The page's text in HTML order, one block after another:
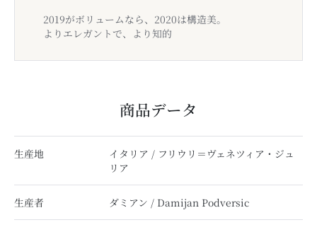
2019がボリュームなら、2020は構造美。
よりエレガントで、より知的
商品データ
生産地
イタリア / フリウリ＝ヴェネツィア・ジュ
リア
生産者 ダミアン / Damijan Podversic